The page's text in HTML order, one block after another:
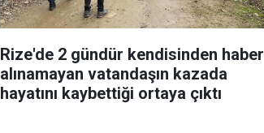
Rize'de 2 gündür kendisinden haber
alınamayan vatandaşın kazada
hayatını kaybettiği ortaya çıktı